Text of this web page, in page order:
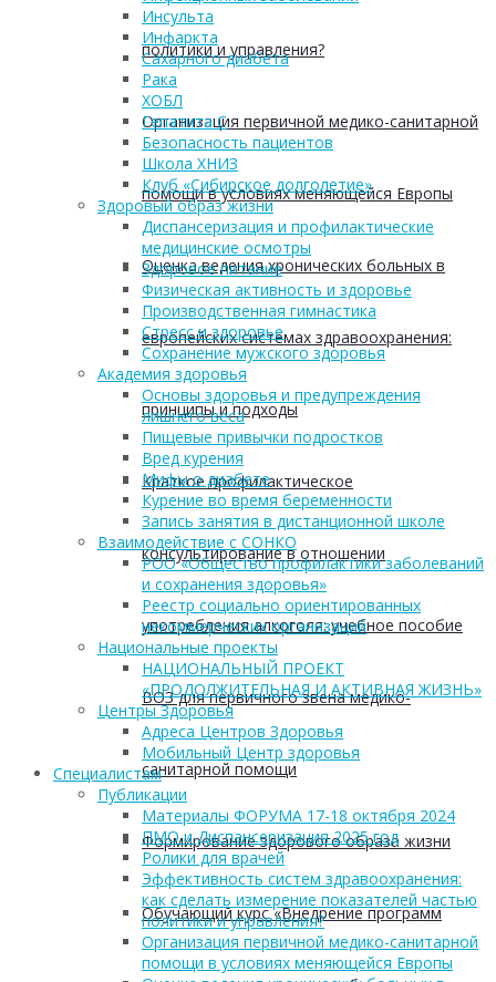
политики и управления?
Организация первичной медико-санитарной
помощи в условиях меняющейся Европы
Оценка ведения хронических больных в
европейских системах здравоохранения:
принципы и подходы
Краткое профилактическое
консультирование в отношении
употребления алкоголя: учебное пособие
ВОЗ для первичного звена медико-
санитарной помощи
Формирование здорового образа жизни
Обучающий курс «Внедрение программ
Инсульта
Инфаркта
Сахарного диабета
Рака
ХОБЛ
Гепатита С
Безопасность пациентов
Школа ХНИЗ
Клуб «Сибирское долголетие»
Здоровый образ жизни
Диспансеризация и профилактические
медицинские осмотры
Здоровое питание
Физическая активность и здоровье
Производственная гимнастика
Стресс и здоровье
Сохранение мужского здоровья
Академия здоровья
Основы здоровья и предупреждения
лишнего веса
Пищевые привычки подростков
Вред курения
Мифы о диабете
Курение во время беременности
Запись занятия в дистанционной школе
Взаимодействие с СОНКО
РОО «Общество профилактики заболеваний
и сохранения здоровья»
Реестр социально ориентированных
некоммерческих организаций
Национальные проекты
НАЦИОНАЛЬНЫЙ ПРОЕКТ
«ПРОДОЛЖИТЕЛЬНАЯ И АКТИВНАЯ ЖИЗНЬ»
Центры Здоровья
Адреса Центров Здоровья
Мобильный Центр здоровья
Cпециалистам
Публикации
Материалы ФОРУМА 17-18 октября 2024
ПМО и Диспансеризация 2025 год
Ролики для врачей
Эффективность систем здравоохранения:
как сделать измерение показателей частью
политики и управления?
Организация первичной медико-санитарной
помощи в условиях меняющейся Европы